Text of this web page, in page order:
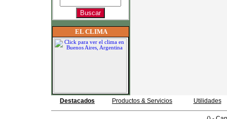
EL CLIMA
Destacados Productos & Servicios Utilidades